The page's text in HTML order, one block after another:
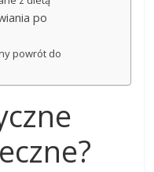
po
powrót do